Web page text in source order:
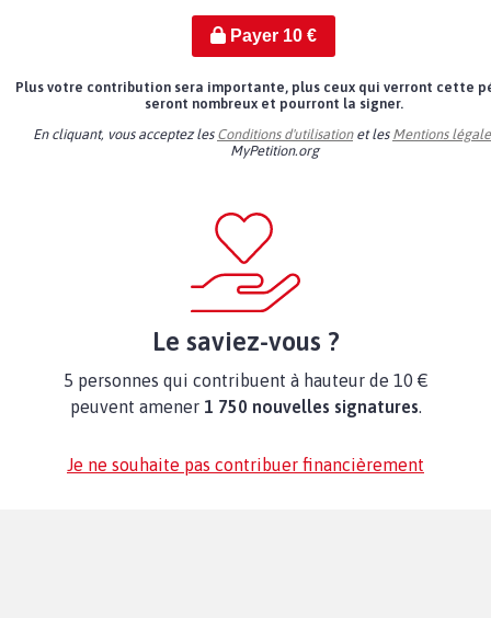
Payer 10€
Plus votre contribution sera importante, plus ceux qui verront cette
seront nombreux et pourront la signer.
En cliquant, vous acceptez les Conditions d'utilisationet les Mentions
MyPetition.org
Le saviez-vous ?
5 personnes qui contribuent à hauteur de 10 €
peuvent amener 1 750 nouvelles signatures.
Je ne souhaite pas contribuer financièrement